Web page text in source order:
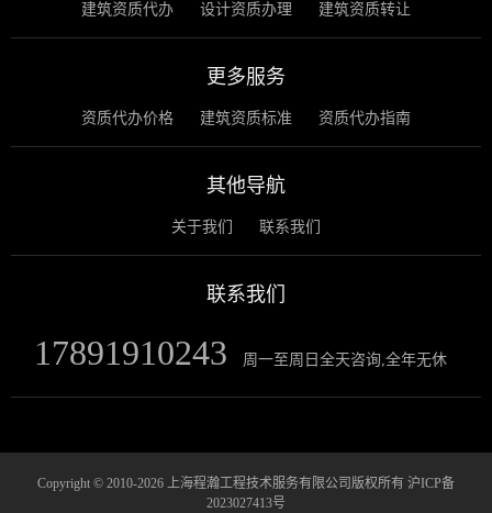
建筑资质代办 设计资质办理 建筑资质转让
更多服务
资质代办价格 建筑资质标准 资质代办指南
其他导航
关于我们 联系我们
联系我们
17891910243 周一至周日全天咨询,全年无休
Copyright © 2010-2026 上海程瀚工程技术服务有限公司版权所有 沪ICP备
2023027413号